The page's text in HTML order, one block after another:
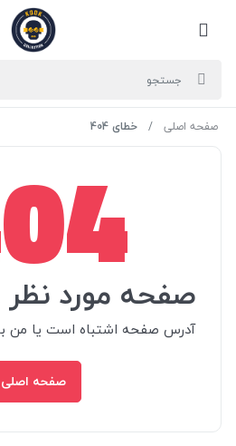
صفحه اصلی خطای 404
صفحه مورد
آدرس صفحه اشتباه است یا من
صفحه اصلی